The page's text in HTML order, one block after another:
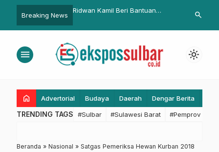
Breaking News
Masjid di Depok
Sambangi Bagian Organisasi
Yanlik Dorong Peningkatan IPP
Pemdaprov
Digital 2023
search
menu light_mode
home Advertorial Budaya Daerah Dengar Berita
TRENDING TAGS #Sulbar #Sulawesi Barat #Pemprov
Beranda » Nasional » Satgas Pemeriksa Hewan Kurban 2018